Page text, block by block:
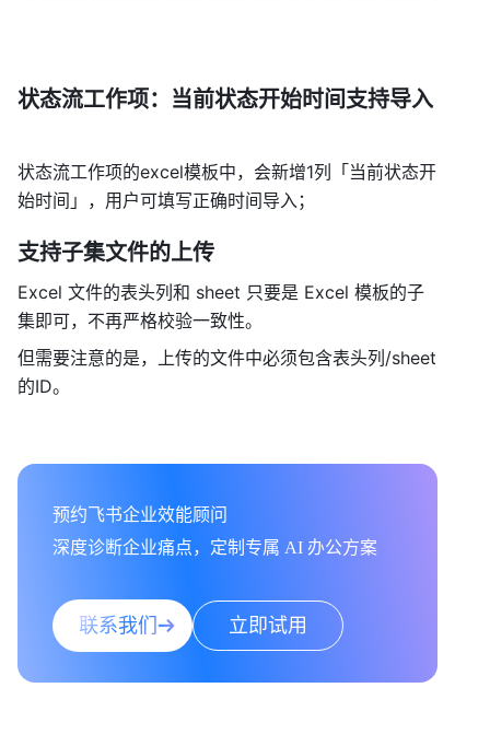
状态流工作项的excel模板中，会新增1列「当前状态开
始时间」，用户可填写正确时间导入；
支持子集文件的上传
Excel 文件的表头列和 sheet 只要是 Excel 模板的子
集即可，不再严格校验一致性。
但需要注意的是，上传的文件中必须包含表头列/sheet
的ID。
预约飞书企业效能顾问
深度诊断企业痛点，定制专属 AI 办公方案
联系我们 立即试用